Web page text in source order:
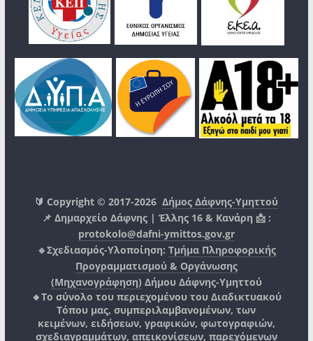
🔰 Copyright © 2017-2026Δήμος Δάφνης-Υμηττού
📌 Δημαρχείο Δάφνης | Έλλης 16 & Κανάρη 📩 :
protokolo@dafni-ymittos.gov.gr
🔹Σχεδιασμός-Υλοποίηση: Τμήμα Πληροφορικής
Προγραμματισμού & Οργάνωσης
(Μηχανογράφηση) Δήμου Δάφνης-Υμηττού
🔸Το σύνολο του περιεχομένου του Διαδικτυακού
Τόπου μας, συμπεριλαμβανομένων, των
κειμένων, ειδήσεων, γραφικών, φωτογραφιών,
σχεδιαγραμμάτων, απεικονίσεων, παρεχόμενων